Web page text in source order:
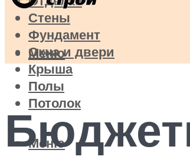
Стены
Фундамент
Окна и двери
Крыша
Полы
Потолок
Меню
Меню